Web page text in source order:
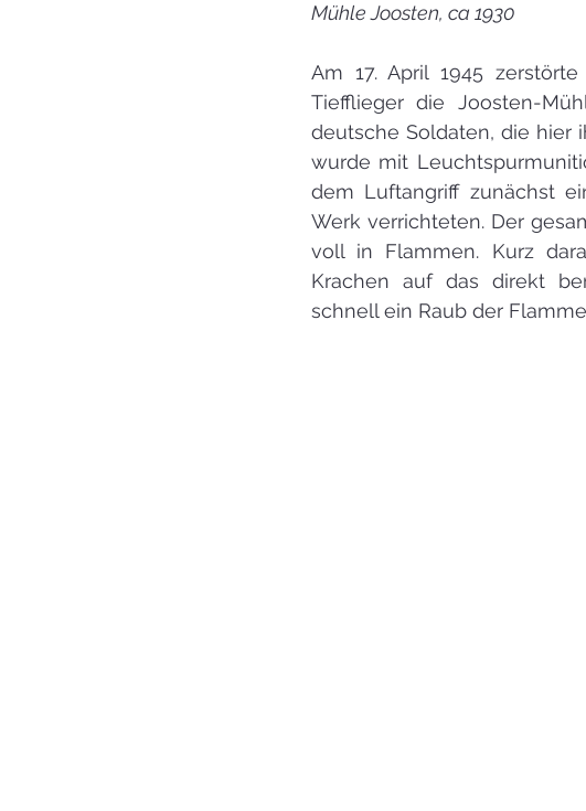
Mühle Joosten, ca 1930
Am 17. April 1945
Tiefflieger die Joosten-
deutsche Soldaten, die hier
wurde mit
dem Luftangriff zunächst
Werk verrichteten. Der
voll in Flammen. Kurz
Krachen auf das direkt
schnell ein Raub der